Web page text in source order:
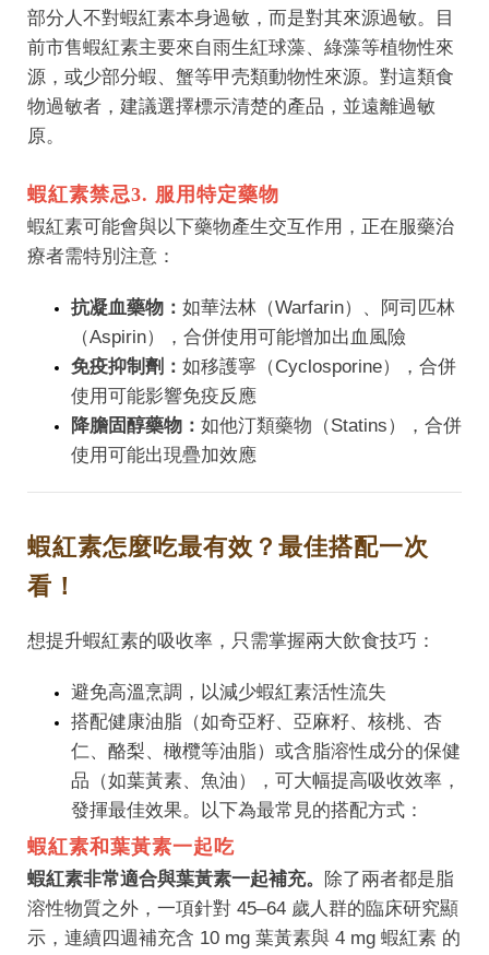
部分人不對蝦紅素本身過敏，而是對其來源過敏。目
前市售蝦紅素主要來自雨生紅球藻、綠藻等植物性來
源，或少部分蝦、蟹等甲壳類動物性來源。對這類食
物過敏者，建議選擇標示清楚的產品，並遠離過敏
原。
蝦紅素禁忌3. 服用特定藥物
蝦紅素可能會與以下藥物產生交互作用，正在服藥治
療者需特別注意：
抗凝血藥物： 如華法林（Warfarin）、阿司匹林
（Aspirin），合併使用可能增加出血風險
免疫抑制劑： 如移護寧（Cyclosporine），合併
使用可能影響免疫反應
降膽固醇藥物： 如他汀類藥物（Statins），合併
使用可能出現疊加效應
蝦紅素怎麼吃最有效？最佳搭配一次
看！
想提升蝦紅素的吸收率，只需掌握兩大飲食技巧：
避免高溫烹調，以減少蝦紅素活性流失
搭配健康油脂（如奇亞籽、亞麻籽、核桃、杏
仁、酪梨、橄欖等油脂）或含脂溶性成分的保健
品（如葉黃素、魚油），可大幅提高吸收效率，
發揮最佳效果。以下為最常見的搭配方式：
蝦紅素和葉黃素一起吃
蝦紅素非常適合與葉黃素一起補充。
除了兩者都是脂
溶性物質之外，一項針對 45–64 歲人群的臨床研究顯
示，連續四週補充含 10 mg 葉黃素與 4 mg 蝦紅素 的